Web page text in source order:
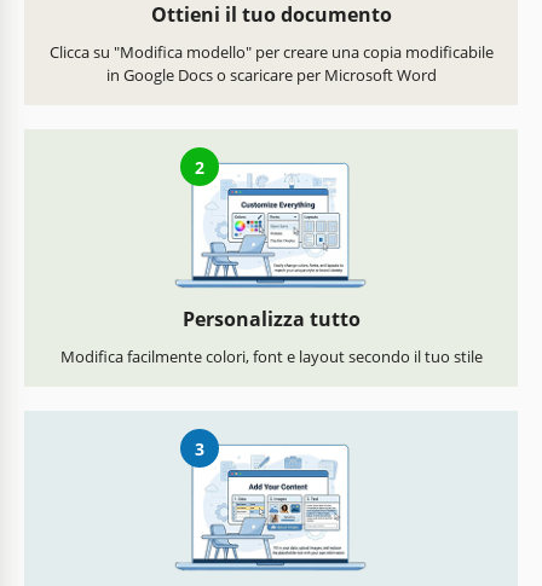
Ottieni il tuo documento
Clicca su "Modifica modello" per creare una copia modificabile
in Google Docs o scaricare per Microsoft Word
2
Personalizza tutto
Modifica facilmente colori, font e layout secondo il tuo stile
3